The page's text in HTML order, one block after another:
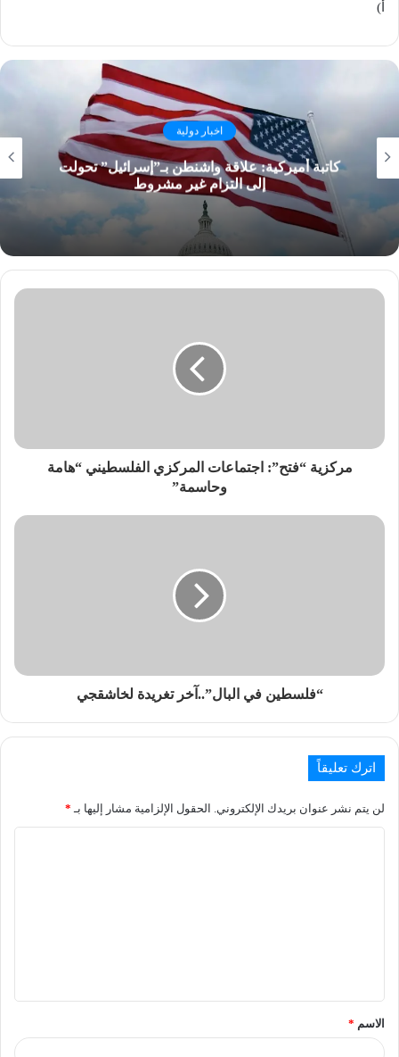
أ)
اخبار دولية
كاتبة أميركية: علاقة واشنطن بـ”إسرائيل” تحولت
إلى التزام غير مشروط
مركزية “فتح”: اجتماعات المركزي الفلسطيني “هامة
وحاسمة”
“فلسطين في البال”..آخر تغريدة لخاشقجي
اترك تعليقاً
لن يتم نشر عنوان بريدك الإلكتروني. الحقول الإلزامية مشار إليها بـ *
الاسم *